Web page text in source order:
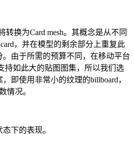
转换为Card mesh。其概念是从不同
，并在模型的剩余部分上重复此
由于所需的预算不同，在移动平台
持如此大的贴图图集，所以我们选
即使用非常小的纹理的billboard，
情况。
下的表现。